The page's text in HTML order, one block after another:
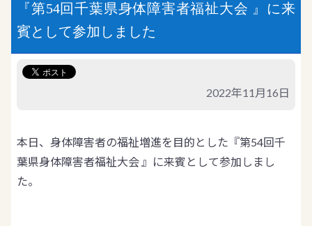
『第54回千葉県身体障害者福祉大会 』に来
賓として参加しました
2022年11月16日
本日、身体障害者の福祉増進を目的とした『第54回千
葉県身体障害者福祉大会 』に来賓として参加しまし
た。